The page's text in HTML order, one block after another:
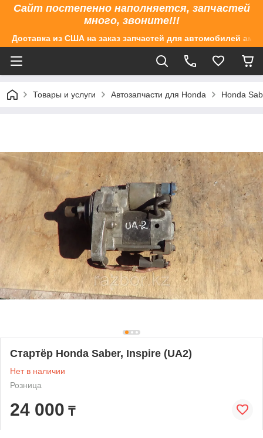
Сайт постепенно наполняется, запчастей
много, звоните!!!
Доставка из США на заказ запчастей для автомобилей
Товары и услуги Автозапчасти для Honda Honda
Стартёр Honda Saber, Inspire (UA2)
Нет в наличии
Розница
24 000 ₸